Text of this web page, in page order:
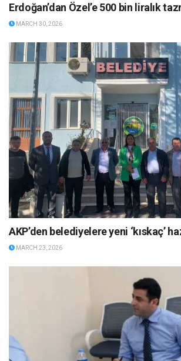
Erdoğan’dan Özel’e 500 bin liralık
MARCH 30, 2026
AKP’den belediyelere yeni ‘kıskaç’
MARCH 23, 2026